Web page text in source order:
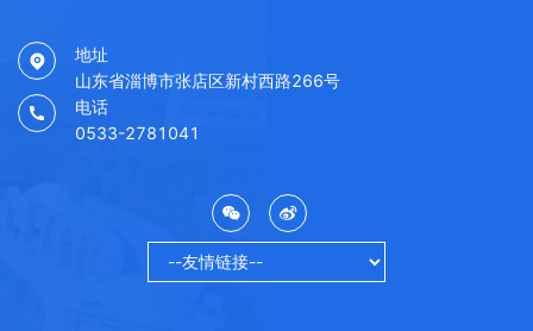
地址
山东省淄博市张店区新村西路266号
电话
0533-2781041